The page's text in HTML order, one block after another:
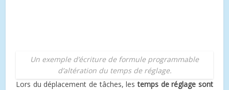
Un exemple d’écriture de formule programmable
d’altération du temps de réglage.
Lors du déplacement de tâches, lestemps de réglage sont